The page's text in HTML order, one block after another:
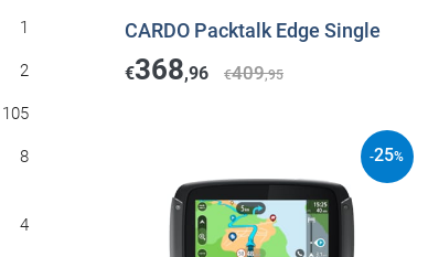
1
2
105
8
4
CARDO Packtalk Edge Single
€368,96 €409,95
-25%